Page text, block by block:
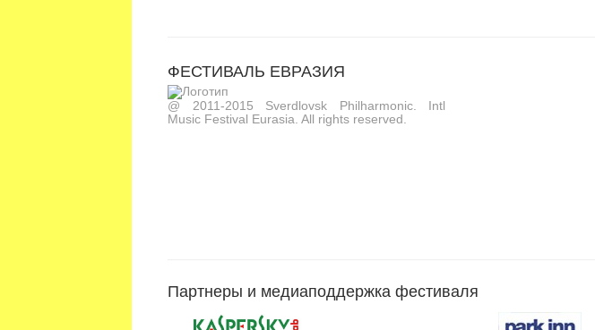
ФЕСТИВАЛЬ ЕВРАЗИЯ
@ 2011-2015 Sverdlovsk Philharmonic. Intl
Music Festival Eurasia. All rights reserved.
Партнеры и медиаподдержка фестиваля